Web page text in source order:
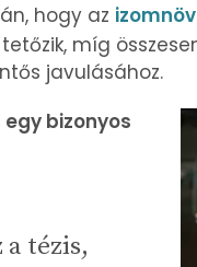
hogy az
míg
javulásához.
bizonyos
a tézis,